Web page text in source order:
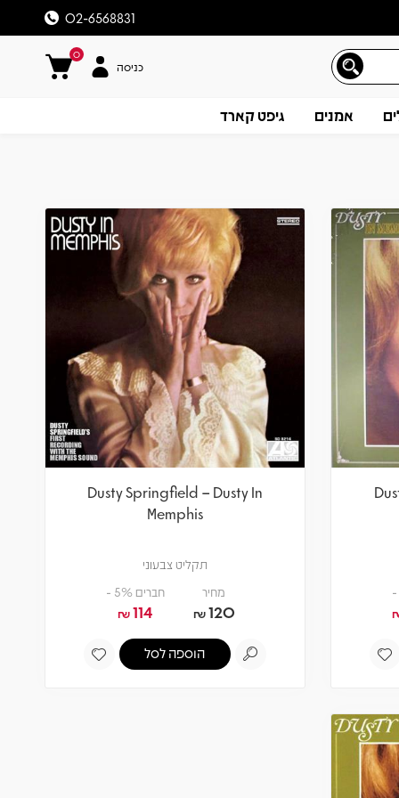
02-6568831
0
כניסה
אמנים גיפט קארד
Dusty Springfield – Dusty In
Memphis
תקליט צבעוני
מחיר
120
₪
חברים 5% -
114
₪
הוספה לסל